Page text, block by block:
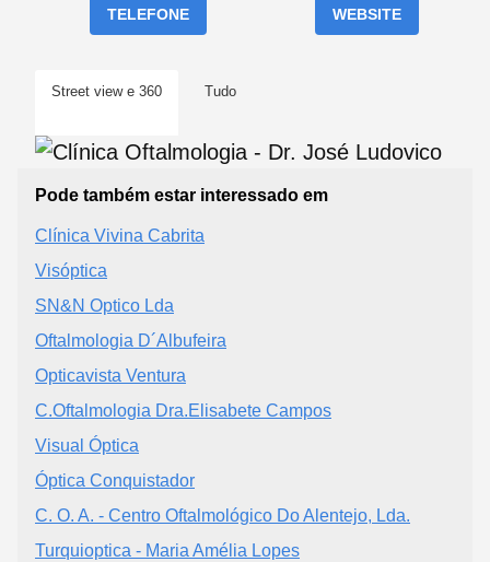
TELEFONE WEBSITE
Street view e 360 Tudo
Pode também estar interessado em
Clínica Vivina Cabrita
Visóptica
SN&N Optico Lda
Oftalmologia D´Albufeira
Opticavista Ventura
C.Oftalmologia Dra.Elisabete Campos
Visual Óptica
Óptica Conquistador
C. O. A. - Centro Oftalmológico Do Alentejo, Lda.
Turquioptica - Maria Amélia Lopes